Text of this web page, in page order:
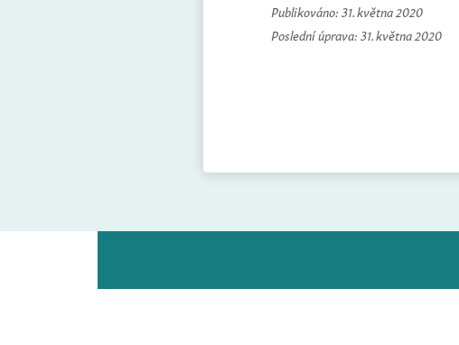
Publikováno: 31. května 2020
Poslední úprava: 31. května 2020